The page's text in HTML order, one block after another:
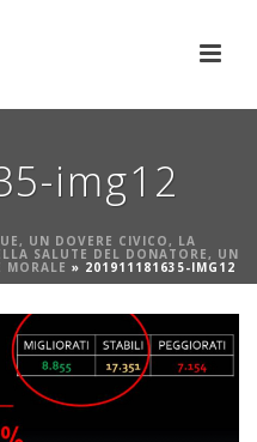
img12
UN DOVERE CIVICO, LA
SALUTE DEL DONATORE, UN
MORALE » 201911181635-IMG12